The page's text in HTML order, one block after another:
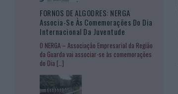
FORNOS DE ALGODRES: NERGA
Associa-Se Às Comemorações Do Dia
Internacional Da Juventude
O NERGA – Associação Empresarial da Região
da Guarda vai associar-se às comemorações
do Dia […]